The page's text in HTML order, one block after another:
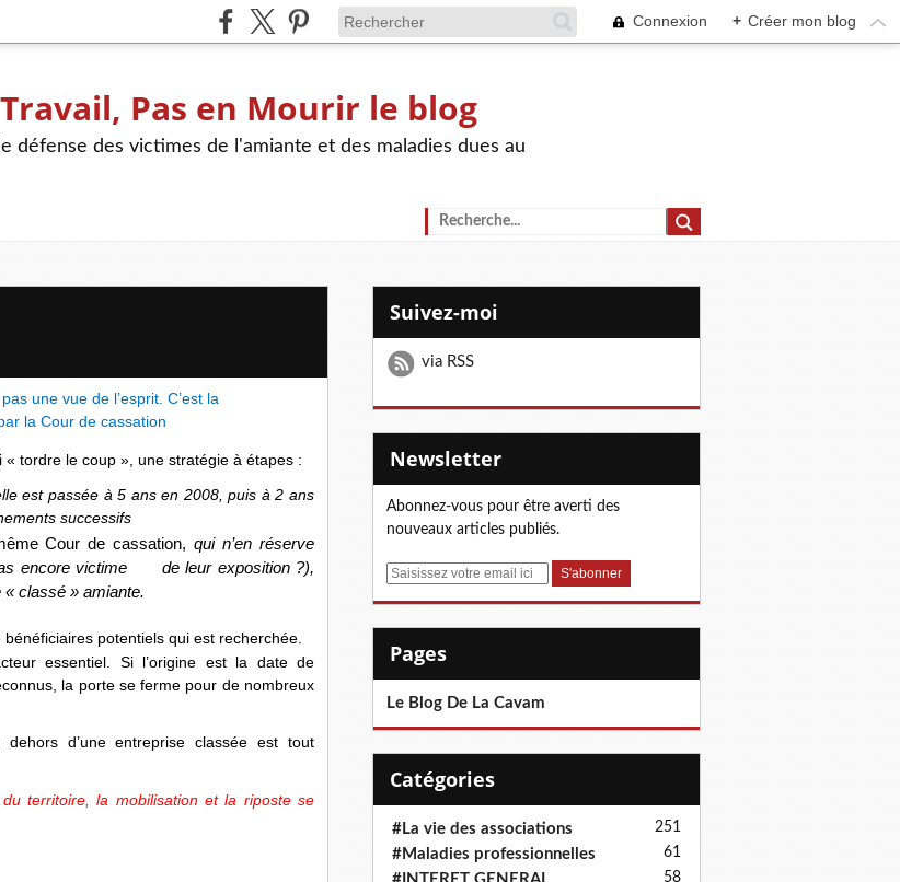
Connexion + Créer mon blog
Pas en Mourir le blog
défense des victimes de l'amiante et des maladies dues au
une vue de l’esprit. C’est la
la Cour de cassation
tordre le coup », une stratégie à étapes :
est passée à 5 ans en 2008, puis à 2 ans
successifs
Cour de cassation,qui n’en réserve
encore victime de leur exposition ?),
classé » amiante.
potentiels qui est recherchée.
essentiel. Si l’origine est la date de
la porte se ferme pour de nombreux
d’une entreprise classée est tout
territoire, la mobilisation et la riposte se
Suivez-moi
via RSS
Newsletter
Abonnez-vous pour être averti des
nouveaux articles publiés.
E
Pages
Le Blog De La Cavam
Catégories
#La vie des associations 251
#Maladies professionnelles 61
58